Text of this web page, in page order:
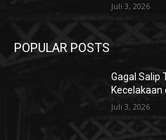
Juli 3, 2026
POPULAR POSTS
Gagal Salip
Juli 3, 2026